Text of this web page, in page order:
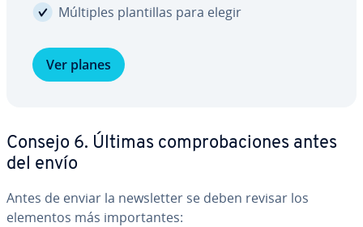
Múltiples pla­n­ti­llas para elegir
Ver planes
Consejo 6. Últimas co­m­pro­ba­cio­nes antes
del envío
Antes de enviar la ne­w­s­le­t­ter se deben revisar los
elementos más im­po­r­ta­n­tes: